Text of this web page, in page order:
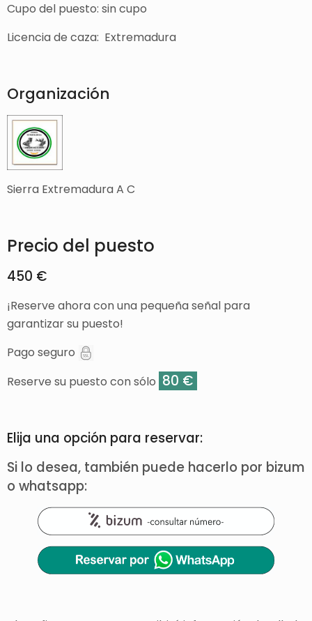
Cupo del puesto: sin cupo
Licencia de caza: Extremadura
Organización
Sierra Extremadura A C
Precio del puesto
450 €
¡Reserve ahora con una pequeña señal para
garantizar su puesto!
Pago seguro
Reserve su puesto con sólo 80 €
Elija una opción para reservar:
Si lo desea, también puede hacerlo por bizum
o whatsapp: